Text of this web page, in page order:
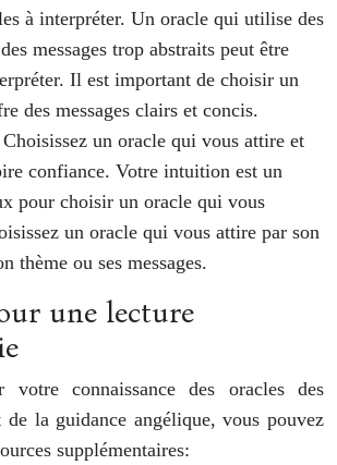
à interpréter. Un oracle qui utilise des
messages trop abstraits peut être
Il est important de choisir un
des messages clairs et concis.
Choisissez un oracle qui vous attire et
confiance. Votre intuition est un
pour choisir un oracle qui vous
un oracle qui vous attire par son
thème ou ses messages.
une lecture
votre connaissance des oracles des
de la guidance angélique, vous pouvez
supplémentaires: